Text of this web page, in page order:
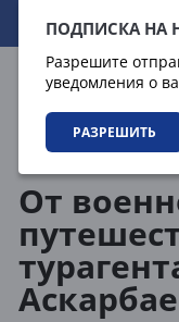
ПОДПИСКА НА
Разрешите
уведомления о
РАЗРЕШИТЬ
08.08.2026
От